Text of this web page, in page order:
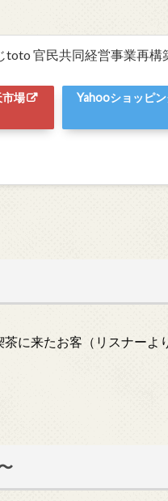
官民共同経営事業再構
場 Yahooショッピ
に来たお客（リスナーよ